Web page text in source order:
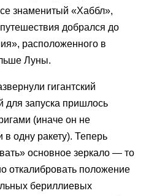
знаменитый «Хаббл»,
добрался до
расположенного в
Луны.
гигантский
для запуска пришлось
(иначе он не
одну ракету). Теперь
основное зеркало — то
откалибровать положение
бериллиевых